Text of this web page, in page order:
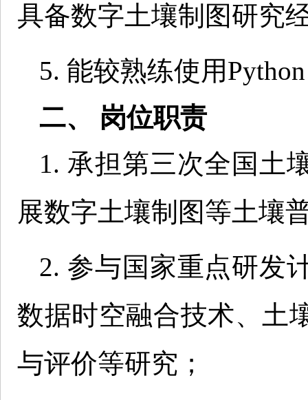
具备数字土壤制图研究
5. 能较熟练使用
二、 岗位职责
1. 承担第三次全国土
展数字土壤制图等土壤
2. 参与国家重点研发
数据时空融合技术、土
与评价等研究；